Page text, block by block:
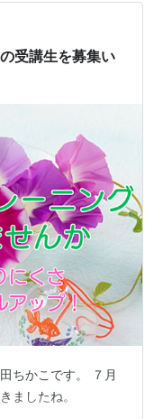
受講生を募集い
ちかこです。 ７月
ましたね。